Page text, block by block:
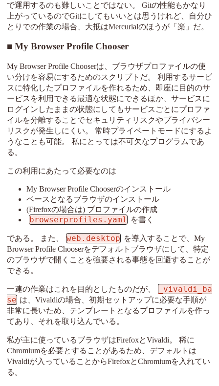
で運用するのも難しいことではない。 Gitの性能もかなり
上がっているのでGitにしてもいいとは思うけれど、自分ひ
とりでの作業の場合、大抵はMercurialのほうが「楽」だ。
My Browser Profile Chooser
My Browser Profile Chooserは、ブラウザプロファイルの使
い分けを容易にするためのスクリプトだ。 利用するサービ
スに特化したプロファイルを作れるため、即座に目的のサ
ービスを利用できる最適な状態にできるほか、サービスに
ログインしたままの状態にしてもサービスごとにプロファ
イルを分離することでセキュリティリスクやプライバシー
リスクが発生しにくい。 常時プライベートモードにするよ
うなことも可能。 私にとっては不可欠なプログラムであ
る。
この利用にあたって必要なのは
My Browser Profile Chooserのインストール
ベースとなるブラウザのインストール
(Firefoxの場合は) プロファイルの作成
browserprofiles.yaml を書く
である。 また、 web.desktop を導入することで、My
Browser Profile Chooserをデフォルトブラウザにして、特定
のブラウザで開くことを強要される事態を回避することが
できる。
一連の作業はこれを目的としたものだが、
_vivaldi_ba
se は、Vivaldiの場合、初期セットアップに必要な手順が
非常に長いため、テンプレートとなるプロファイルを作っ
てあり、それを取り込んでいる。
私が主に使っているブラウザはFirefoxとVivaldi。 稀に
Chromiumを必要とすることがあるため、デフォルトは
Vivaldiが入っていることからFirefoxとChromiumを入れてい
る。